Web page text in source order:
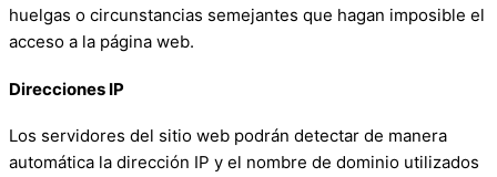
huelgas o circunstancias semejantes que hagan imposible el
acceso a la página web.
Direcciones IP
Los servidores del sitio web podrán detectar de manera
automática la dirección IP y el nombre de dominio utilizados